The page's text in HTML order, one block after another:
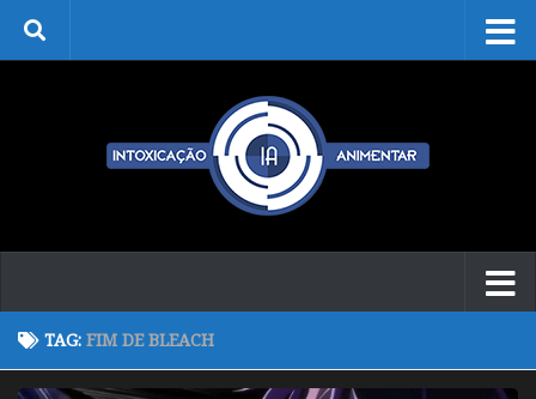
Skip to content
TAG: FIM DE BLEACH